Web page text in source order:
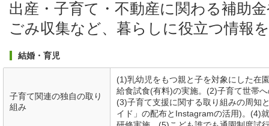
出産・子育て・不動産に関わる補助
ごみ収集など、暮らしに役立つ情報
結婚・育児
子育て関連の独自の取り
組み
(1)乳幼児をもつ親と子を対象にした在
給食試食(有料)の実施。(2)子育て世帯
(3)子育て支援に関する取り組みの周知
イド」の配布とInstagramの活用)。(4)